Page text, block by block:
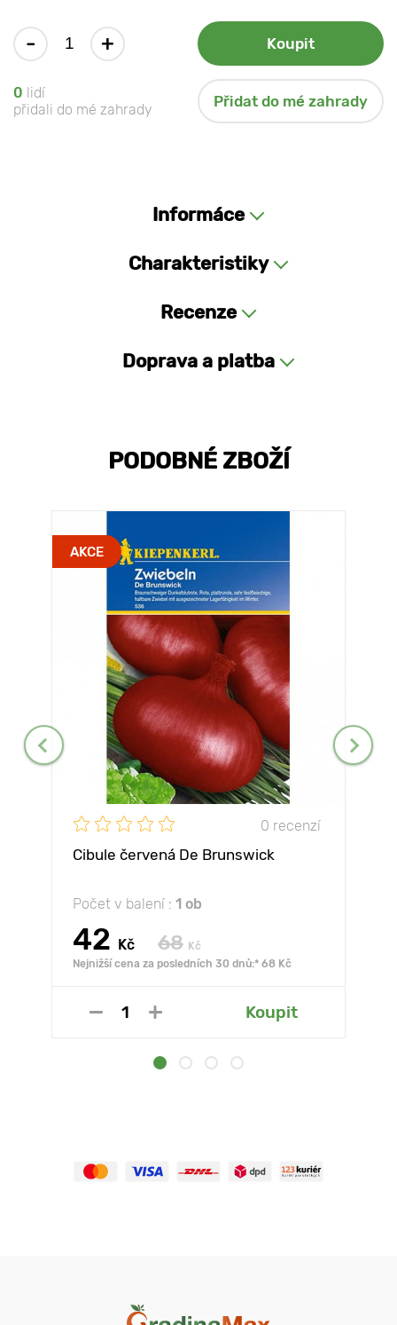
- + Koupit
0 lidí
přidali do mé zahrady
Přidat do mé zahrady
Informáce
Charakteristiky
Recenze
Doprava a platba
PODOBNÉ ZBOŽÍ
AKCE
0 recenzí
Cibule červená De Brunswick
Počet v balení : 1 ob
42 Kč 68 Kč
Nejnižší cena za posledních 30 dnů:* 68 Kč
Koupit